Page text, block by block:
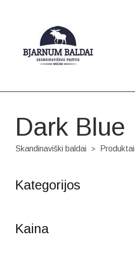
Dark Blue
Skandinaviški baldai > Produktai
Kategorijos
Kaina